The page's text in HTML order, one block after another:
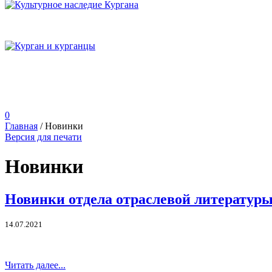
0
Главная /Новинки
Версия для печати
Новинки
Новинки отдела отраслевой
14.07.2021
Читать далее...